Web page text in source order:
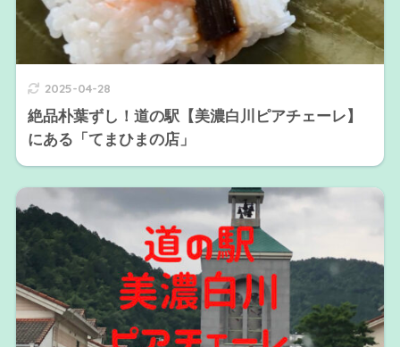
2025-04-28
絶品朴葉ずし！道の駅【美濃白川ピアチェーレ】
にある「てまひまの店」